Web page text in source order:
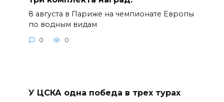
8 августа в Париже на чемпионате Европы
по водным видам
0 0
У ЦСКА одна победа в трех турах